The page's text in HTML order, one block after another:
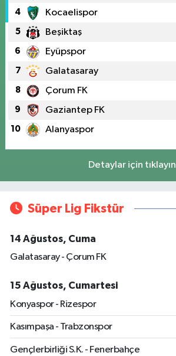
4 Kocaelispor
5 Beşiktaş
6 Eyüpspor
7 Galatasaray
8 Çorum FK
9 Gaziantep FK
10 Alanyaspor
Detaylar için tıklayın
Süper Lig Fikstür
14 Ağustos, Cuma
Galatasaray - Çorum FK
15 Ağustos, Cumartesi
Konyaspor - Rizespor
Kasımpaşa - Trabzonspor
Gençlerbirliği S.K. - Fenerbahçe